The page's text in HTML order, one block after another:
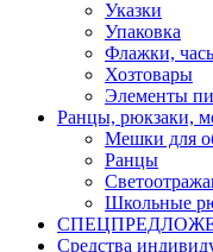
Указки
Упаковка
Флажки,
Хозтовары
Элементы
Ранцы, рюкзаки,
Мешки для
Ранцы
Школьные
Средства